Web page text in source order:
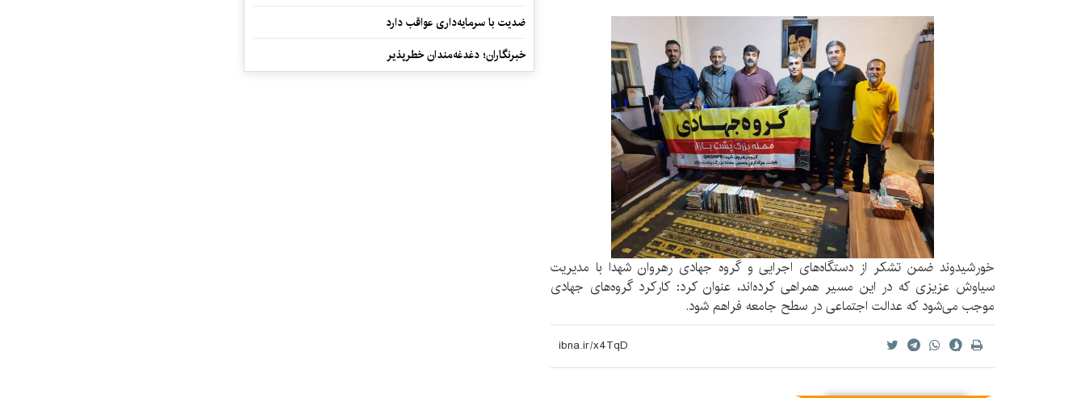
خورشیدوند ضمن تشکر از دستگاه‌های اجرایی و گروه جهادی رهروان شهدا با مدیریت
سیاوش عزیزی که در این مسیر همراهی کرده‌اند، عنوان کرد: کارکرد گروه‌های جهادی
موجب می‌شود که عدالت اجتماعی در سطح جامعه فراهم شود.
ضدیت با سرمایه‌داری عواقب دارد
خبرنگاران؛ دغدغه‌مندان خطرپذیر